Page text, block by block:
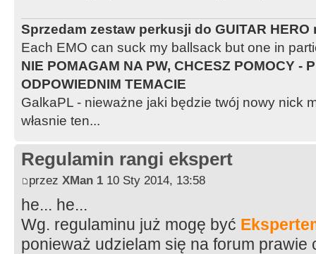
Sprzedam zestaw perkusji do GUITAR
Each EMO can suck my ballsack but one in
NIE POMAGAM NA PW, CHCESZ POMOCY -
ODPOWIEDNIM TEMACIE
GalkaPL - nieważne jaki będzie twój nowy nick
własnie ten...
Regulamin rangi ekspert
przez XMan 1 10 Sty 2014, 13:58
he... he...
Wg. regulaminu już mogę być
ponieważ udzielam się na forum prawie